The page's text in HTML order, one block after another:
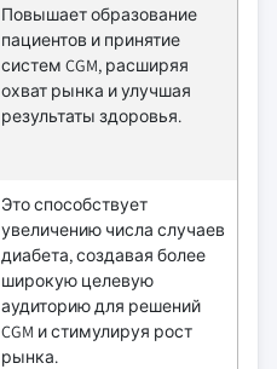
Повышает образование
пациентов и принятие
систем CGM, расширяя
охват рынка и улучшая
результаты здоровья.
Это способствует
увеличению числа случаев
диабета, создавая более
широкую целевую
аудиторию для решений
CGM и стимулируя рост
рынка.